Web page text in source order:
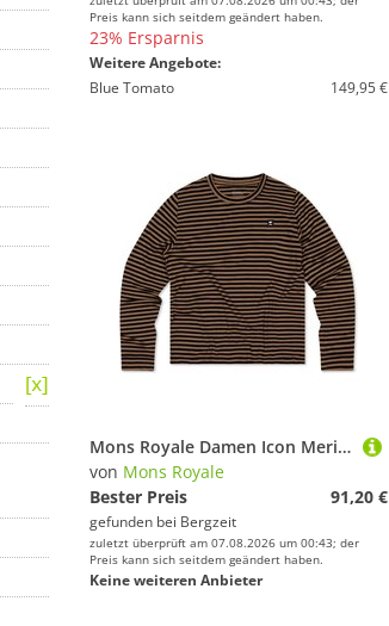
Preis kann sich seitdem geändert haben.
23% Ersparnis
Weitere Angebote:
Blue Tomato
149,95 €
Mons Royale Damen Icon Merino Air-Con Relaxed Longsleeve
von Mons Royale
Bester Preis
91,20 €
gefunden bei Bergzeit
zuletzt überprüft am 07.08.2026 um 00:43; der
Preis kann sich seitdem geändert haben.
Keine weiteren Anbieter